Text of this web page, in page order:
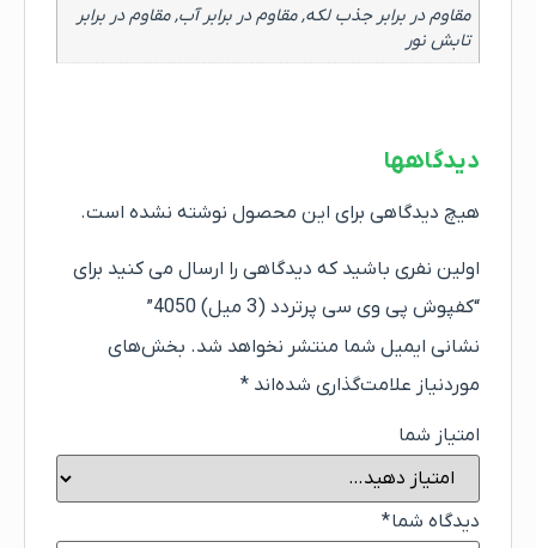
مقاوم در برابر جذب لکه, مقاوم در برابر آب, مقاوم در برابر
تابش نور
دیدگاهها
هیچ دیدگاهی برای این محصول نوشته نشده است.
اولین نفری باشید که دیدگاهی را ارسال می کنید برای
“کفپوش پی وی سی پرتردد (3 میل) 4050”
نشانی ایمیل شما منتشر نخواهد شد. بخش‌های
موردنیاز علامت‌گذاری شده‌اند *
امتیاز شما
دیدگاه شما*